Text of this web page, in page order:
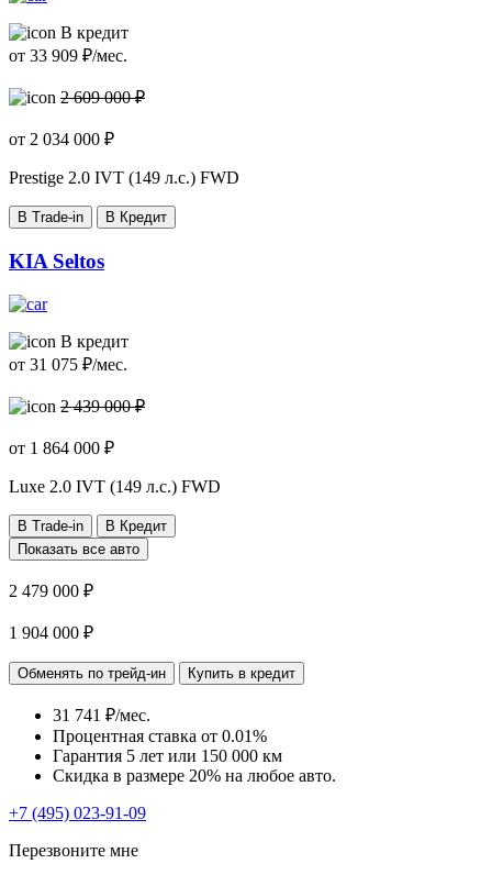
В кредит
от 33 909 ₽/мес.
2 609 000 ₽
от 2 034 000 ₽
Prestige 2.0 IVT (149 л.с.) FWD
В Trade-in В Кредит
KIA Seltos
В кредит
от 31 075 ₽/мес.
2 439 000 ₽
от 1 864 000 ₽
Luxe 2.0 IVT (149 л.с.) FWD
В Trade-in
В Кредит
Показать все авто
2 479 000 ₽
1 904 000 ₽
Обменять по трейд-ин Купить в кредит
31 741 ₽/мес.
Процентная ставка от 0.01%
Гарантия 5 лет или 150 000 км
Скидка в размере 20% на любое авто.
+7 (495) 023-91-09
Перезвоните мне